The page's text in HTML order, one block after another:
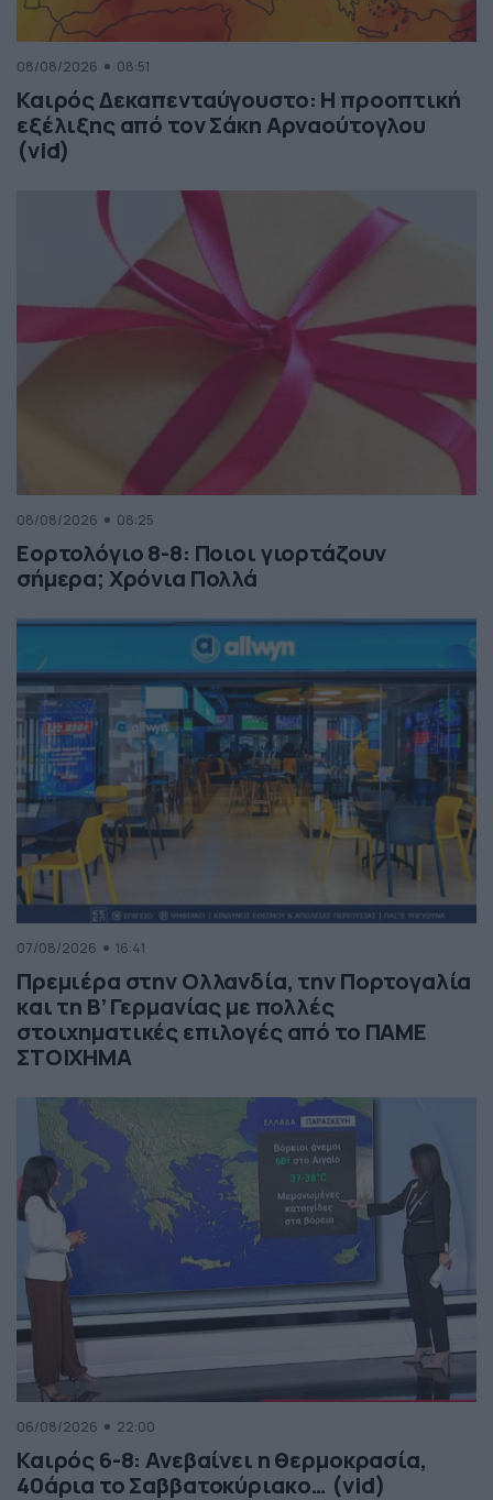
08/08/2026 08:51
Καιρός Δεκαπενταύγουστο: Η προοπτική
εξέλιξης από τον Σάκη Αρναούτογλου
(vid)
08/08/2026 08:25
Εορτολόγιο 8-8: Ποιοι γιορτάζουν
σήμερα; Χρόνια Πολλά
07/08/2026 16:41
Πρεμιέρα στην Ολλανδία, την Πορτογαλία
και τη Β’ Γερμανίας με πολλές
στοιχηματικές επιλογές από το ΠΑΜΕ
ΣΤΟΙΧΗΜΑ
06/08/2026 22:00
Καιρός 6-8: Ανεβαίνει η θερμοκρασία,
40άρια το Σαββατοκύριακο… (vid)